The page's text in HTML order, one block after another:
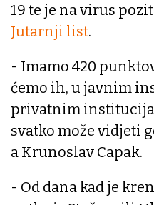
19 te je na virus
Jutarnji list.
- Imamo 420
ćemo ih, u javnim
privatnim
svatko može vidjeti
a Krunoslav Capak.
- Od dana kad je